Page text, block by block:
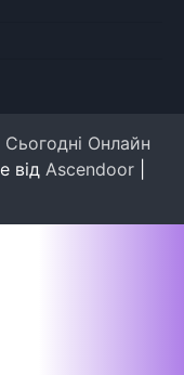
Сьогодні Онлайн
від Ascendoor